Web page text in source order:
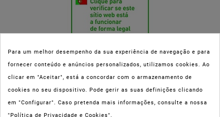
Esta parafarmácia (Farmaoli) encontra-se autorizada pelo INFARMED
(registo nº 00078/2020) para a dispensa de Medicamentos Não
Sujeitos a Receita Médica (MNSRM) e produtos de saúde e bem-estar
ao domicílio e através da internet. Os Medicamentos Não Sujeitos a
Para um melhor desempenho da sua experiência de navegação e para
fornecer conteúdo e anúncios personalizados, utilizamos cookies. Ao
clicar em "Aceitar", está a concordar com o armazenamento de
cookies no seu dispositivo. Pode gerir as suas definições clicando
em "Configurar". Caso pretenda mais informações, consulte a nossa
"Política de Privacidade e Cookies".